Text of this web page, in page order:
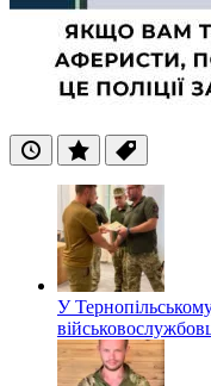
ОстанніПопулярні
Теги
У